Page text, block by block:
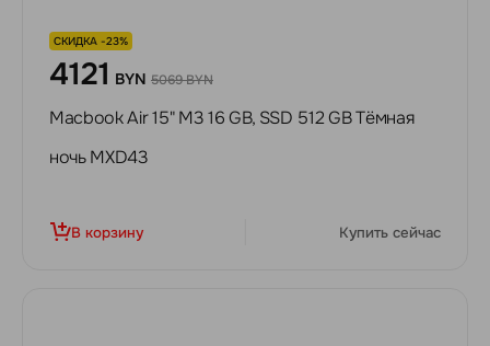
СКИДКА -23%
4121 BYN 5069 BYN
Macbook Air 15" M3 16 GB, SSD 512 GB Тёмная
ночь MXD43
В корзину Купить сейчас